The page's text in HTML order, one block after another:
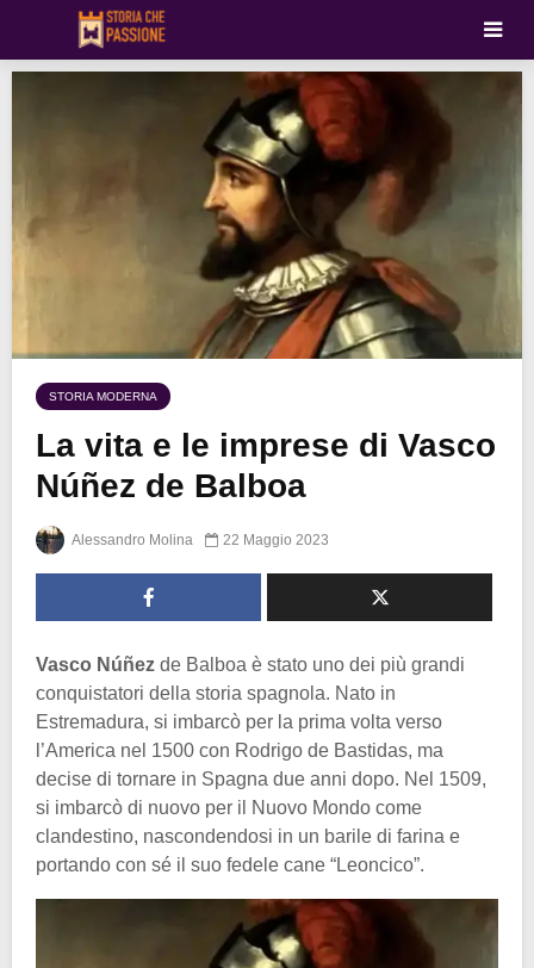
STORIA MODERNA
La vita e le imprese di Vasco
Núñez de Balboa
Alessandro Molina 22 Maggio 2023
Vasco Núñez de Balboa è stato uno dei più grandi
conquistatori della storia spagnola. Nato in
Estremadura, si imbarcò per la prima volta verso
l’America nel 1500 con Rodrigo de Bastidas, ma
decise di tornare in Spagna due anni dopo. Nel 1509,
si imbarcò di nuovo per il Nuovo Mondo come
clandestino, nascondendosi in un barile di farina e
portando con sé il suo fedele cane “Leoncico”.